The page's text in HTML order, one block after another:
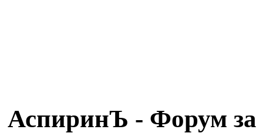
АспиринЪ - Форум за